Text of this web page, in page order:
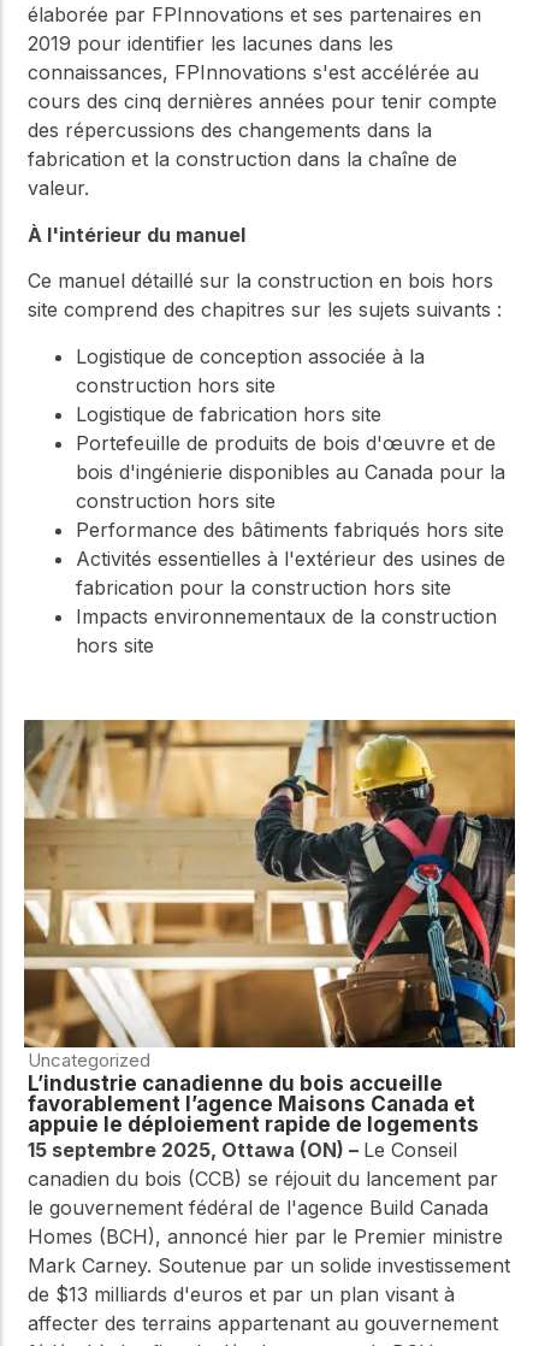
élaborée par FPInnovations et ses partenaires en
2019 pour identifier les lacunes dans les
connaissances, FPInnovations s'est accélérée au
cours des cinq dernières années pour tenir compte
des répercussions des changements dans la
fabrication et la construction dans la chaîne de
valeur.
À l'intérieur du manuel
Ce manuel détaillé sur la construction en bois hors
site comprend des chapitres sur les sujets suivants :
Logistique de conception associée à la
construction hors site
Logistique de fabrication hors site
Portefeuille de produits de bois d'œuvre et de
bois d'ingénierie disponibles au Canada pour la
construction hors site
Performance des bâtiments fabriqués hors site
Activités essentielles à l'extérieur des usines de
fabrication pour la construction hors site
Impacts environnementaux de la construction
hors site
Uncategorized
L’industrie canadienne du bois accueille
favorablement l’agence Maisons Canada et
appuie le déploiement rapide de logements
15 septembre 2025, Ottawa (ON) – Le Conseil
canadien du bois (CCB) se réjouit du lancement par
le gouvernement fédéral de l'agence Build Canada
Homes (BCH), annoncé hier par le Premier ministre
Mark Carney. Soutenue par un solide investissement
de $13 milliards d'euros et par un plan visant à
affecter des terrains appartenant au gouvernement